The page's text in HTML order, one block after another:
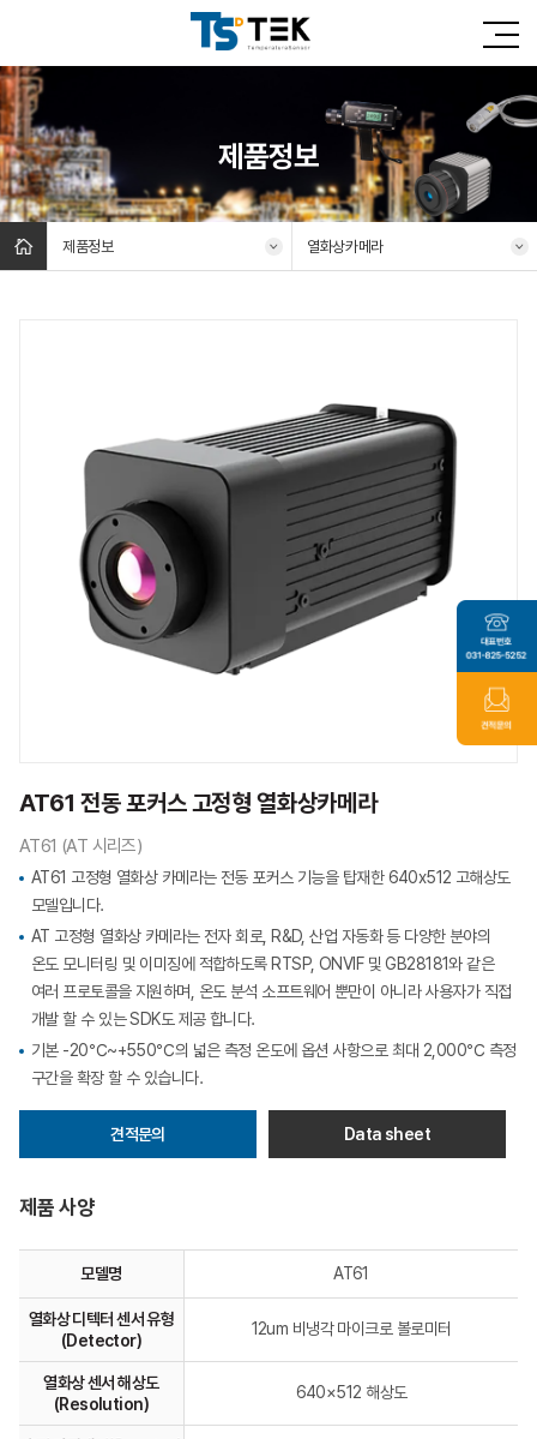
제품정보
제품정보 열화상카메라
AT61 전동 포커스 고정형 열화상카메라
AT61 (AT 시리즈)
AT61 고정형 열화상 카메라는 전동 포커스 기능을 탑재한 640x512 고해상도
모델입니다.
AT 고정형 열화상 카메라는 전자 회로, R&D, 산업 자동화 등 다양한 분야의
온도 모니터링 및 이미징에 적합하도록 RTSP, ONVIF 및 GB28181와 같은
여러 프로토콜을 지원하며, 온도 분석 소프트웨어 뿐만이 아니라 사용자가 직접
개발 할 수 있는 SDK도 제공 합니다.
기본 -20℃~+550℃의 넓은 측정 온도에 옵션 사항으로 최대 2,000℃ 측정
구간을 확장 할 수 있습니다.
견적문의 Data sheet
제품 사양
모델명 AT61
열화상 디텍터 센서 유형
(Detector)
12um 비냉각 마이크로 볼로미터
열화상 센서 해상도
(Resolution)
640×512 해상도